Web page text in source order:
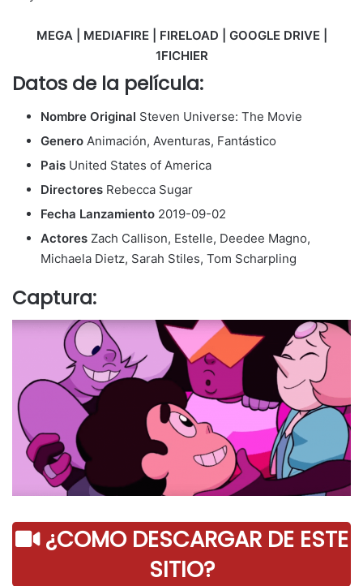
MEGA | MEDIAFIRE | FIRELOAD | GOOGLE DRIVE |
1FICHIER
Datos de la película:
Nombre Original Steven Universe: The Movie
Genero Animación, Aventuras, Fantástico
Pais United States of America
Directores Rebecca Sugar
Fecha Lanzamiento 2019-09-02
Actores Zach Callison, Estelle, Deedee Magno,
Michaela Dietz, Sarah Stiles, Tom Scharpling
Captura:
¿COMO DESCARGAR DE ESTE
SITIO?